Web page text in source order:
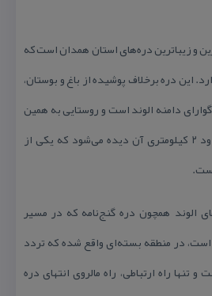
و زیباترین دره‌های استان همدان است كه
این دره برخلاف پوشیده از باغ و بوستان،
دامنه الوند است و روستایی به همین
نام در غرب این دره در حدود ۲ كیلومتری آن دیده می‌شود كه یكی از
الوند همچون دره گنج‌نامه كه در مسیر
است، در منطقه بسته‌ای واقع شده كه تردد
راه ارتباطی، راه مالروی انتهای دره